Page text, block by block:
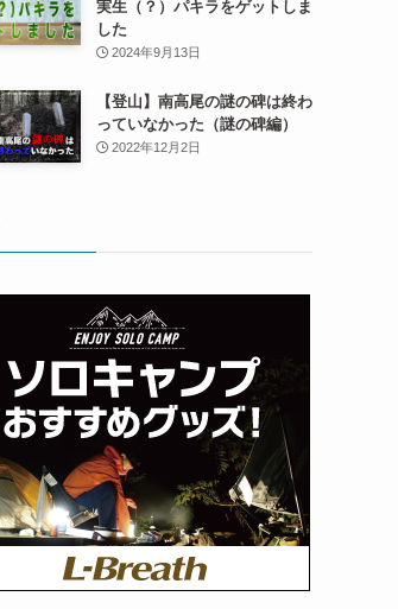
実生（？）パキラをゲットしま
した
2024年9月13日
【登山】南高尾の謎の碑は終わ
っていなかった（謎の碑編）
2022年12月2日